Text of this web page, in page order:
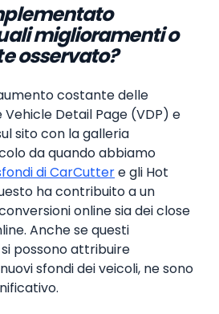
miglioramenti o
osservato?
costante delle
Vehicle Detail Page (VDP) e
sito con la galleria
da quando abbiamo
di CarCuttere gli Hot
ha contribuito a un
online sia dei close
Anche se questi
possono attribuire
sfondi dei veicoli, ne sono